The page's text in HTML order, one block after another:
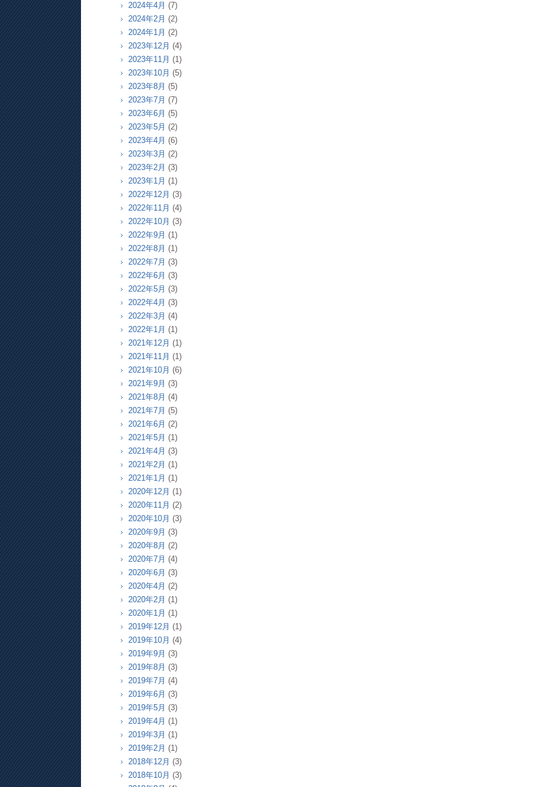
2024年4月 (7)
2024年2月 (2)
2024年1月 (2)
2023年12月 (4)
2023年11月 (1)
2023年10月 (5)
2023年8月 (5)
2023年7月 (7)
2023年6月 (5)
2023年5月 (2)
2023年4月 (6)
2023年3月 (2)
2023年2月 (3)
2023年1月 (1)
2022年12月 (3)
2022年11月 (4)
2022年10月 (3)
2022年9月 (1)
2022年8月 (1)
2022年7月 (3)
2022年6月 (3)
2022年5月 (3)
2022年4月 (3)
2022年3月 (4)
2022年1月 (1)
2021年12月 (1)
2021年11月 (1)
2021年10月 (6)
2021年9月 (3)
2021年8月 (4)
2021年7月 (5)
2021年6月 (2)
2021年5月 (1)
2021年4月 (3)
2021年2月 (1)
2021年1月 (1)
2020年12月 (1)
2020年11月 (2)
2020年10月 (3)
2020年9月 (3)
2020年8月 (2)
2020年7月 (4)
2020年6月 (3)
2020年4月 (2)
2020年2月 (1)
2020年1月 (1)
2019年12月 (1)
2019年10月 (4)
2019年9月 (3)
2019年8月 (3)
2019年7月 (4)
2019年6月 (3)
2019年5月 (3)
2019年4月 (1)
2019年3月 (1)
2019年2月 (1)
2018年12月 (3)
2018年10月 (3)